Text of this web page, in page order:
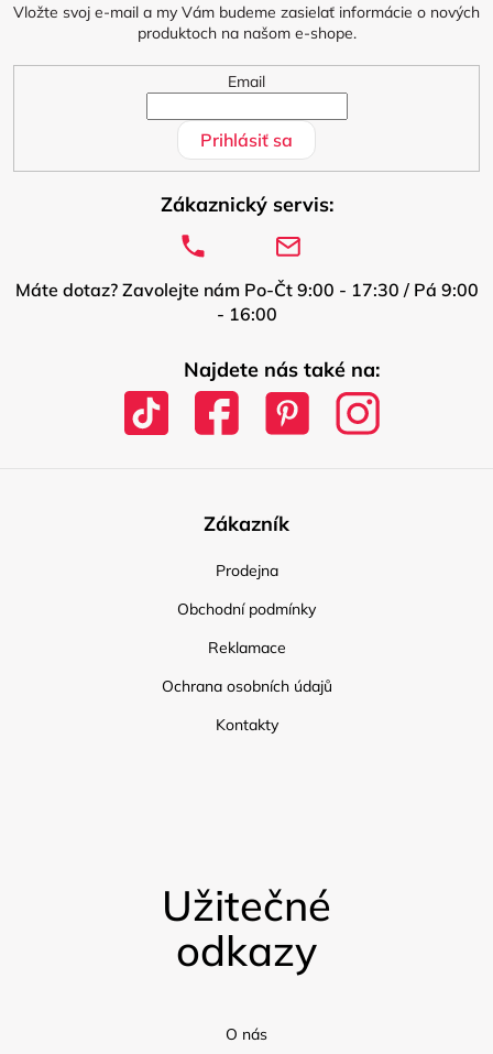
Vložte svoj e-mail a my Vám budeme zasielať informácie o nových
produktoch na našom e-shope.
Email
Prihlásiť sa
Zákaznický servis:
Máte dotaz? Zavolejte nám Po-Čt 9:00 - 17:30 / Pá 9:00
- 16:00
Najdete nás také na:
Zákazník
Prodejna
Obchodní podmínky
Reklamace
Ochrana osobních údajů
Kontakty
Užitečné
odkazy
O nás